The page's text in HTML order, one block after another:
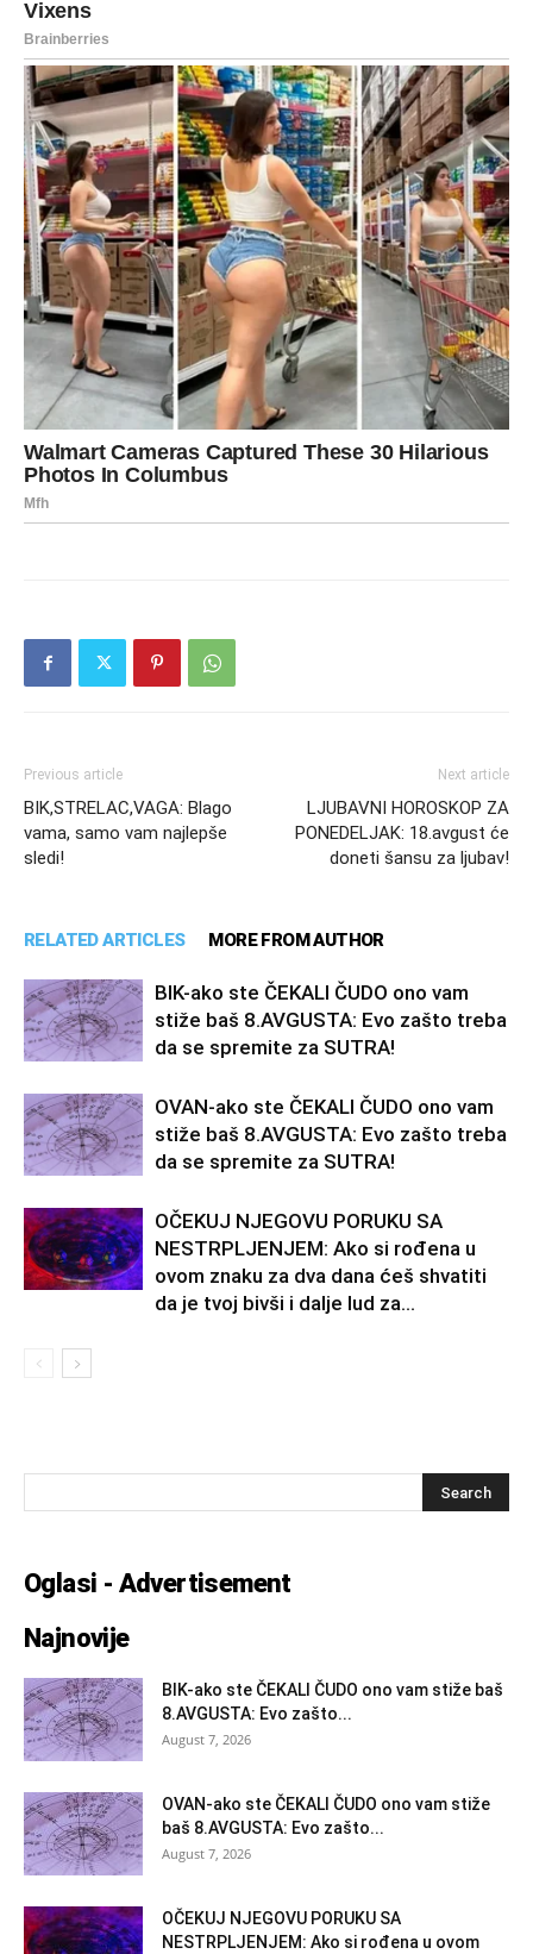
Previous article
BIK,STRELAC,VAGA: Blago
vama, samo vam najlepše
sledi!
Next article
LJUBAVNI HOROSKOP ZA
PONEDELJAK: 18.avgust će
doneti šansu za ljubav!
RELATED ARTICLES MORE FROM AUTHOR
BIK-ako ste ČEKALI ČUDO ono vam
stiže baš 8.AVGUSTA: Evo zašto treba
da se spremite za SUTRA!
OVAN-ako ste ČEKALI ČUDO ono vam
stiže baš 8.AVGUSTA: Evo zašto treba
da se spremite za SUTRA!
OČEKUJ NJEGOVU PORUKU SA
NESTRPLJENJEM: Ako si rođena u
ovom znaku za dva dana ćeš shvatiti
da je tvoj bivši i dalje lud za...
Oglasi - Advertisement
Najnovije
BIK-ako ste ČEKALI ČUDO ono vam stiže baš
8.AVGUSTA: Evo zašto...
August 7, 2026
OVAN-ako ste ČEKALI ČUDO ono vam stiže
baš 8.AVGUSTA: Evo zašto...
August 7, 2026
OČEKUJ NJEGOVU PORUKU SA
NESTRPLJENJEM: Ako si rođena u ovom